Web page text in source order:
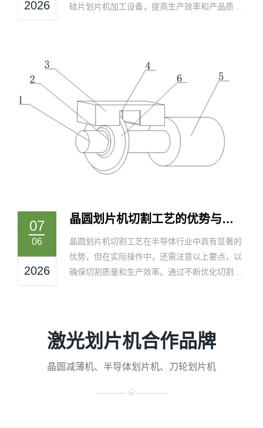
2026
硅片划片机加工设备，提高生产效率和产品质
07
06
2026
晶圆划片机切割工艺的优势与操
作要点
晶圆划片机切割工艺在半导体行业中具有显著的
优势，但在实际操作中，还需注意以上要点，以
确保切割质量和生产效率。通过不断优化切割工
激光划片机合作品牌
晶圆减薄机、半导体划片机、刀轮划片机